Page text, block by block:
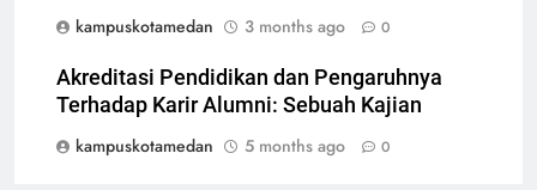
kampuskotamedan
3 months ago 0
Akreditasi Pendidikan dan Pengaruhnya
Terhadap Karir Alumni: Sebuah Kajian
kampuskotamedan
5 months ago 0